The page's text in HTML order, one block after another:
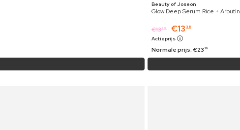
Beauty of Joseon
Glow Deep Serum Rice + Arbutin
€1379 €13 38
Actieprijs
Normale prijs:€23 19